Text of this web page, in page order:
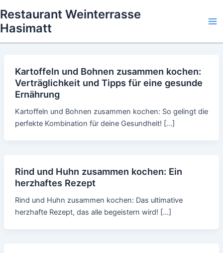
to
content
Restaurant Weinterrasse
Hasimatt
Kartoffeln und Bohnen zusammen kochen:
Verträglichkeit und Tipps für eine gesunde
Ernährung
Kartoffeln und Bohnen zusammen kochen: So gelingt die
perfekte Kombination für deine Gesundheit! […]
Rind und Huhn zusammen kochen: Ein
herzhaftes Rezept
Rind und Huhn zusammen kochen: Das ultimative
herzhafte Rezept, das alle begeistern wird! […]